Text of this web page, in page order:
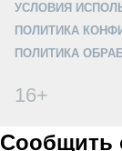
УСЛОВИЯ
ПОЛИТИКА
ПОЛИТИКА
16+
Сообщить